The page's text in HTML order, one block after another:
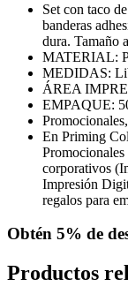
Set con taco
banderas
dura. Tamaño
MATERIAL:
MEDIDAS:
ÁREA
EMPAQUE:
En Priming
Promocionales
corporativos
Impresión
regalos para
Obtén 5% de
Productos